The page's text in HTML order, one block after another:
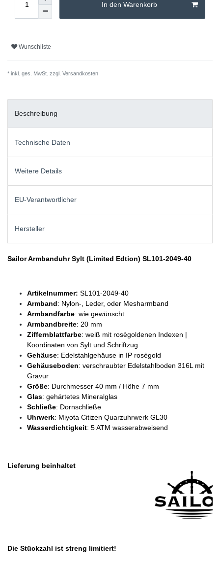
In den Warenkorb
Wunschliste
* inkl. ges. MwSt. zzgl. Versandkosten
Beschreibung
Technische Daten
Weitere Details
EU-Verantwortlicher
Hersteller
Sailor Armbanduhr Sylt (Limited Edtion) SL101-2049-40
Artikelnummer: SL101-2049-40
Armband: Nylon-, Leder, oder Mesharmband
Armbandfarbe: wie gewünscht
Armbandbreite: 20 mm
Ziffernblattfarbe: weiß mit rosègoldenen Indexen |
Koordinaten von Sylt und Schriftzug
Gehäuse: Edelstahlgehäuse in IP rosègold
Gehäuseboden: verschraubter Edelstahlboden 316L mit
Gravur
Größe: Durchmesser 40 mm / Höhe 7 mm
Glas: gehärtetes Mineralglas
Schließe: Dornschließe
Uhrwerk: Miyota Citizen Quarzuhrwerk GL30
Wasserdichtigkeit: 5 ATM wasserabweisend
Lieferung beinhaltet
Die Stückzahl ist streng limitiert!